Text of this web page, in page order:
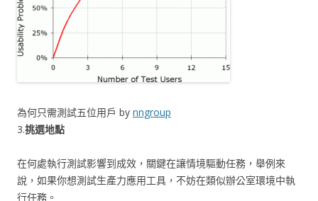
為何只需測試五位用戶 by nngroup
3.挑選地點
在何處執行測試影響到成效，關鍵在讓情境驅動任務，舉例來
說，如果你想測試生產力應用工具，不妨在類似辦公室環境中執
行任務。